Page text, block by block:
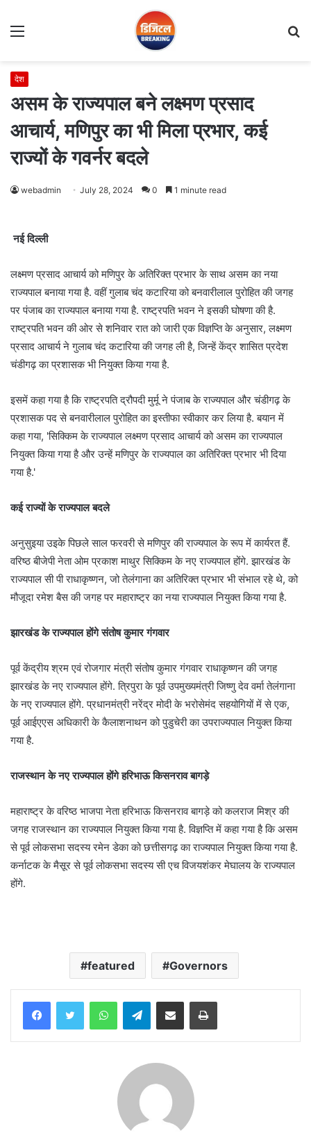
Menu
देश
असम के राज्यपाल बने लक्ष्मण प्रसाद
आचार्य, मणिपुर का भी मिला प्रभार, कई
राज्यों के गवर्नर बदले
webadmin July 28, 2024 0 1 minute read
नई दिल्ली
लक्ष्मण प्रसाद आचार्य को मणिपुर के अतिरिक्त प्रभार के साथ असम का नया
राज्यपाल बनाया गया है. वहीं गुलाब चंद कटारिया को बनवारीलाल पुरोहित की जगह
पर पंजाब का राज्यपाल बनाया गया है. राष्ट्रपति भवन ने इसकी घोषणा की है.
राष्ट्रपति भवन की ओर से शनिवार रात को जारी एक विज्ञप्ति के अनुसार, लक्ष्मण
प्रसाद आचार्य ने गुलाब चंद कटारिया की जगह ली है, जिन्हें केंद्र शासित प्रदेश
चंडीगढ़ का प्रशासक भी नियुक्त किया गया है.
इसमें कहा गया है कि राष्ट्रपति द्रौपदी मुर्मू ने पंजाब के राज्यपाल और चंडीगढ़ के
प्रशासक पद से बनवारीलाल पुरोहित का इस्तीफा स्वीकार कर लिया है. बयान में
कहा गया, 'सिक्किम के राज्यपाल लक्ष्मण प्रसाद आचार्य को असम का राज्यपाल
नियुक्त किया गया है और उन्हें मणिपुर के राज्यपाल का अतिरिक्त प्रभार भी दिया
गया है.'
कई राज्यों के राज्यपाल बदले
अनुसुइया उइके पिछले साल फरवरी से मणिपुर की राज्यपाल के रूप में कार्यरत हैं.
वरिष्ठ बीजेपी नेता ओम प्रकाश माथुर सिक्किम के नए राज्यपाल होंगे. झारखंड के
राज्यपाल सी पी राधाकृष्णन, जो तेलंगाना का अतिरिक्त प्रभार भी संभाल रहे थे, को
मौजूदा रमेश बैस की जगह पर महाराष्ट्र का नया राज्यपाल नियुक्त किया गया है.
झारखंड के राज्यपाल होंगे संतोष कुमार गंगवार
पूर्व केंद्रीय श्रम एवं रोजगार मंत्री संतोष कुमार गंगवार राधाकृष्णन की जगह
झारखंड के नए राज्यपाल होंगे. त्रिपुरा के पूर्व उपमुख्यमंत्री जिष्णु देव वर्मा तेलंगाना
के नए राज्यपाल होंगे. प्रधानमंत्री नरेंद्र मोदी के भरोसेमंद सहयोगियों में से एक,
पूर्व आईएएस अधिकारी के कैलाशनाथन को पुडुचेरी का उपराज्यपाल नियुक्त किया
गया है.
राजस्थान के नए राज्यपाल होंगे हरिभाऊ किसनराव बागड़े
महाराष्ट्र के वरिष्ठ भाजपा नेता हरिभाऊ किसनराव बागड़े को कलराज मिश्र की
जगह राजस्थान का राज्यपाल नियुक्त किया गया है. विज्ञप्ति में कहा गया है कि असम
से पूर्व लोकसभा सदस्य रमेन डेका को छत्तीसगढ़ का राज्यपाल नियुक्त किया गया है.
कर्नाटक के मैसूर से पूर्व लोकसभा सदस्य सी एच विजयशंकर मेघालय के राज्यपाल
होंगे.
featured Governors
WhatsAppTelegramShare via Email Print